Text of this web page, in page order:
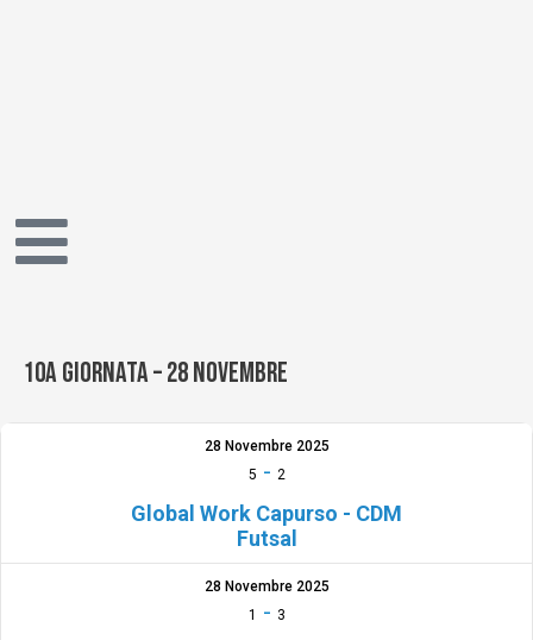
10A GIORNATA – 28 NOVEMBRE
28 Novembre 2025
5 - 2
Global Work Capurso - CDM
Futsal
28 Novembre 2025
1
- 3